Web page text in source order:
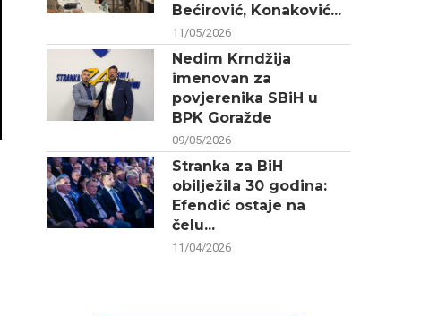
Bećirović, Konaković...
11/05/2026
Nedim Krndžija
imenovan za
povjerenika SBiH u
BPK Goražde
09/05/2026
Stranka za BiH
obilježila 30 godina:
Efendić ostaje na
čelu...
11/04/2026